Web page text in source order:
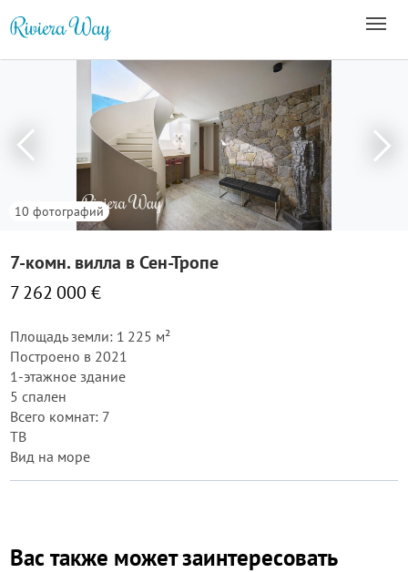
10 фотографий
7-комн. вилла в Сен-Тропе
7 262 000 €
Площадь земли: 1 225 м²
Построено в 2021
1-этажное здание
5 спален
Всего комнат: 7
ТВ
Вид на море
Вас также может заинтересовать